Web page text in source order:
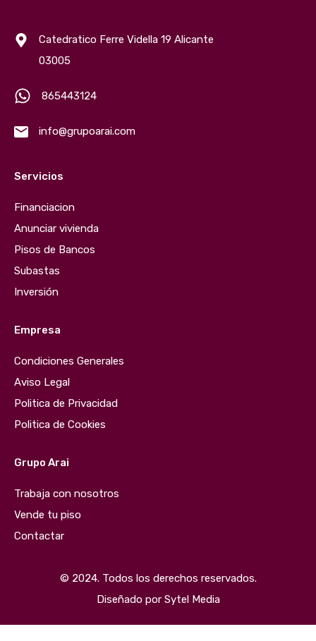
Catedratico Ferre Vidella 19 Alicante
03005
865443124
info@grupoarai.com
Servicios
Financiacion
Anunciar vivienda
Pisos de Bancos
Subastas
Inversión
Empresa
Condiciones Generales
Aviso Legal
Politica de Privacidad
Politica de Cookies
Grupo Arai
Trabaja con nosotros
Vende tu piso
Contactar
© 2024. Todos los derechos reservados.
Diseñado por Sytel Media